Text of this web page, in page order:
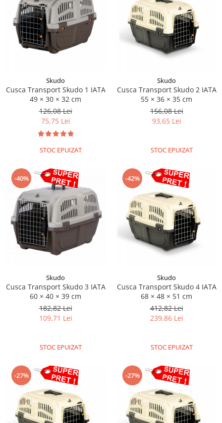
Skudo
Cusca Transport Skudo 1 IATA
49 × 30 × 32 cm
126,08 Lei
75,75 Lei
STOC EPUIZAT
Skudo
Cusca Transport Skudo 2 IATA
55 × 36 × 35 cm
156,08 Lei
93,65 Lei
STOC EPUIZAT
-40%
Skudo
Cusca Transport Skudo 3 IATA
60 × 40 × 39 cm
182,82 Lei
109,71 Lei
STOC EPUIZAT
-42%
Skudo
Cusca Transport Skudo 4 IATA
68 × 48 × 51 cm
412,82 Lei
239,86 Lei
STOC EPUIZAT
-27% -27%